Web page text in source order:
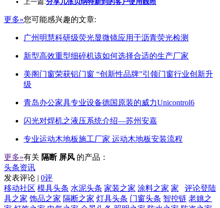
上一篇:分享几张贝纳特新到的客户使用靓照
更多»您可能感兴趣的文章:
广州明慧科研级荧光显微镜应用于沥青荧光检测
新型高效重型细碎机该如何选择合适的生产厂家
美阁门窗荣获铝门窗 “创新性品牌”引领门窗行业创新升
级
青岛办公家具专业设备德国原装的威力Unicontrol6
闪光对焊机之液压系统介绍—苏州安嘉
专业运动木地板施工厂家 运动木地板安装流程
更多»有关 隔断 屏风 的产品：
头条资讯
发表评论 | 0评
评论登陆
移动社区 模具头条 水泥头条 家装之家 涂料之家 家
具之家 饰品之家 隔断之家 灯具头条 门窗头条 智控链 老姚之